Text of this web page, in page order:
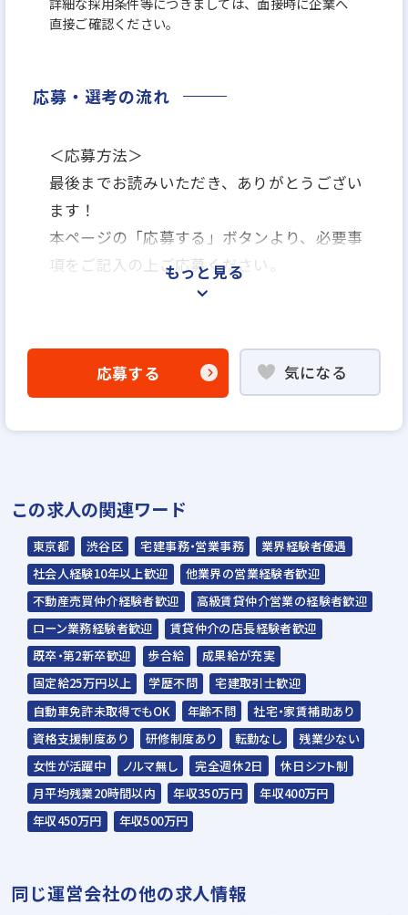
直接ご確認ください。
応募・選考の流れ
＜応募方法＞
最後までお読みいただき、ありがとうござい
ます！
本ページの「応募する」ボタンより、必要事
項をご記入の上ご応募ください。
「応募する」よりエントリー
WEB応募書類による書類選考
▼
内定
☆入社時期は相談に応じます。現在、在職中
の方も積極的にご応募ください。
☆応募の秘密は厳守いたします。
社員同士はとても仲が
良く、風通しの良い環
境です。事業部を超え
た交流も盛んにありま
す。
不動産事業部、美容事
業部合同で年に1回表
彰式が御座います。今
年もセルリアンタワー
で開催いたしました！
表彰者には豪華景品も
♪
もっと見る
応募する 気になる
この求人の関連ワード
東京都 渋谷区 宅建事務・営業事務
業界経験者優遇
社会人経験10年以上歓迎
他業界の営業経験者歓迎
不動産売買仲介経験者歓迎
高級賃貸仲介営業の経験者歓迎
ローン業務経験者歓迎
賃貸仲介の店長経験者歓迎
既卒・第2新卒歓迎
歩合給
成果給が充実
固定給25万円以上
学歴不問
宅建取引士歓迎
自動車免許未取得でもOK
年齢不問
社宅・家賃補助あり
資格支援制度あり
研修制度あり 転勤なし
残業少ない
女性が活躍中
ノルマ無し 完全週休2日
休日シフト制
月平均残業20時間以内
年収350万円
年収400万円
年収450万円
年収500万円
同じ運営会社の他の求人情報